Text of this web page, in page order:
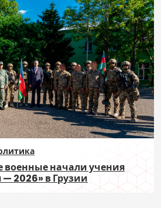
военные начали учения
2026» в Грузии